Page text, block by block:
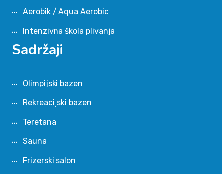
Aerobik / Aqua Aerobic
Intenzivna škola plivanja
Sadržaji
Olimpijski bazen
Rekreacijski bazen
Teretana
Sauna
Frizerski salon